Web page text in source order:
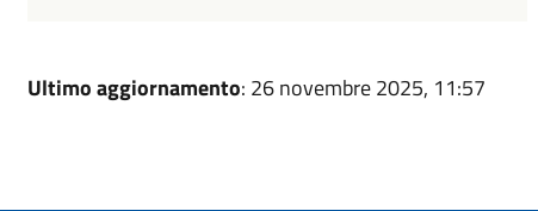
Ultimo aggiornamento: 26 novembre 2025, 11:57